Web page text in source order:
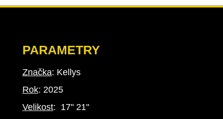
PARAMETRY
Značka: Kellys
Rok: 2025
Velikost: 17" 21"